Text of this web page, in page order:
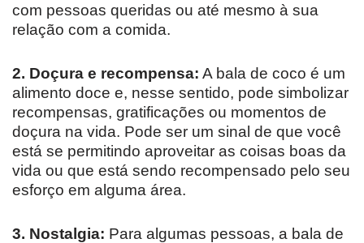
com pessoas queridas ou até mesmo à sua
relação com a comida.
2. Doçura e recompensa: A bala de coco é um
alimento doce e, nesse sentido, pode simbolizar
recompensas, gratificações ou momentos de
doçura na vida. Pode ser um sinal de que você
está se permitindo aproveitar as coisas boas da
vida ou que está sendo recompensado pelo seu
esforço em alguma área.
3. Nostalgia: Para algumas pessoas, a bala de